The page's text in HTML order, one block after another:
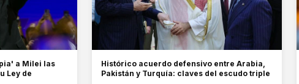
a Milei las
Ley de
Histórico acuerdo defensivo entre Arabia,
Pakistán y Turquía: claves del escudo triple